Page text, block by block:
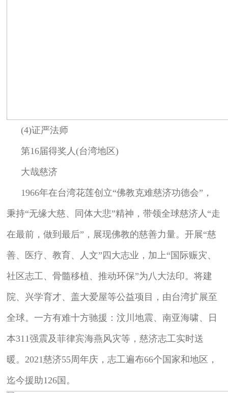
(4)证严法师
第16届得奖人(台湾地区)
大哉慈济
1966年在台湾花莲创立“佛教克难慈济功德会”，
秉持“无缘大慈、同体大悲”精神，带领全球慈济人“走
在最前，做到最后”，展现佛教的慈善力量。开展“慈
善、医疗、教育、人文”四大志业，加上“国际赈灾、
社区志工、骨髓移植、推动环保”为八大法印。将建
院、兴学育才、盖大爱屋等公益项目，由台湾扩展至
全球。一方有难十方驰援：汶川地震、南亚海啸、日
本311强震及菲律宾海燕风灾等，慈济志工实时送
暖。2021慈济55周年庆，志工遍布66个国家和地区，
迄今援助126国。